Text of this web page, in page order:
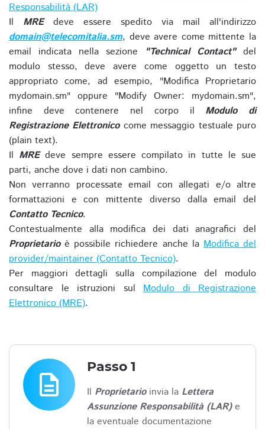
Responsabilità (LAR)
Il MREdeve essere spedito via mail all'indirizzo
domain@telecomitalia.sm, deve avere come mittente la
email indicata nella sezione
"Technical Contact"del
modulo stesso, deve avere come oggetto un testo
appropriato come, ad esempio, "Modifica Proprietario
mydomain.sm" oppure "Modify Owner: mydomain.sm",
infine deve contenere nel corpo il Modulo di
Registrazione Elettronicocome messaggio testuale puro
(plain text).
Il MREdeve sempre essere compilato in tutte le sue
parti, anche dove i dati non cambino.
Non verranno processate email con allegati e/o altre
formattazioni e con mittente diverso dalla email del
Contatto Tecnico.
Contestualmente alla modifica dei dati anagrafici del
Proprietarioè possibile richiedere anche laModifica del
provider/maintainer (Contatto Tecnico).
Per maggiori dettagli sulla compilazione del modulo
consultare le istruzioni sul Modulo di Registrazione
Elettronico (MRE).
description
Passo 1
Il Proprietarioinvia la Lettera
Assunzione Responsabilità (LAR)e
la eventuale documentazione